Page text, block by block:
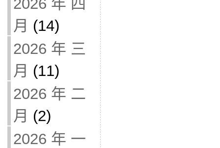
2026 年 四
月 (14)
2026 年 三
月 (11)
2026 年 二
月 (2)
2026 年 一